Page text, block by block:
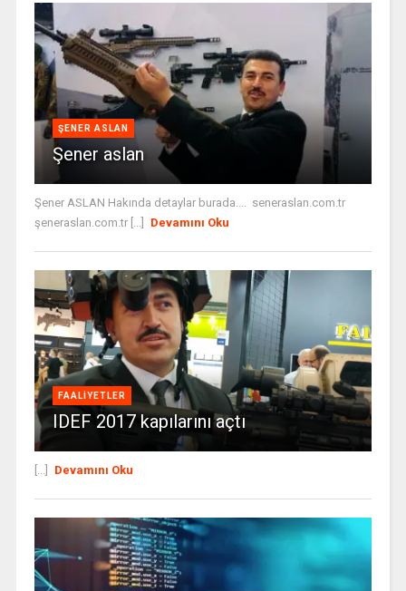
ŞENER ASLAN
Şener aslan
Şener ASLAN Hakında detaylar burada.... seneraslan.com.tr
şeneraslan.com.tr [...]
Devamını Oku
FAALIYETLER
IDEF 2017 kapılarını açtı
[...] Devamını Oku